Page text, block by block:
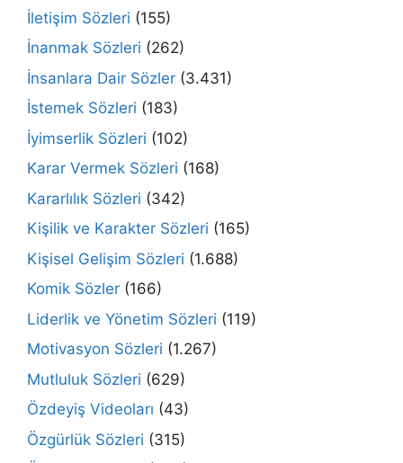
İletişim Sözleri (155)
İnanmak Sözleri (262)
İnsanlara Dair Sözler (3.431)
İstemek Sözleri (183)
İyimserlik Sözleri (102)
Karar Vermek Sözleri (168)
Kararlılık Sözleri (342)
Kişilik ve Karakter Sözleri (165)
Kişisel Gelişim Sözleri (1.688)
Komik Sözler (166)
Liderlik ve Yönetim Sözleri (119)
Motivasyon Sözleri (1.267)
Mutluluk Sözleri (629)
Özdeyiş Videoları (43)
Özgürlük Sözleri (315)